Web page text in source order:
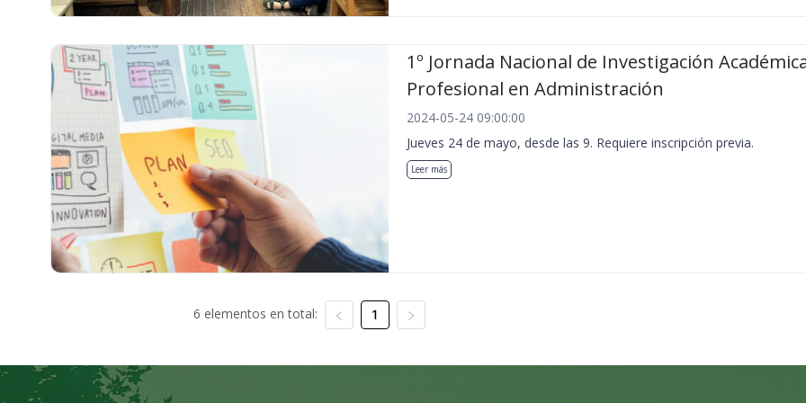
1º Jornada Nacional de Investigación
Profesional en Administración
2024-05-24 09:00:00
Jueves 24 de mayo, desde las 9. Requiere inscripción previa.
Leer más
6 elementos en total: 1